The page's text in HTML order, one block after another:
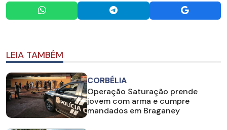
LEIA TAMBÉM
CORBÉLIA
Operação Saturação prende
jovem com arma e cumpre
mandados em Braganey